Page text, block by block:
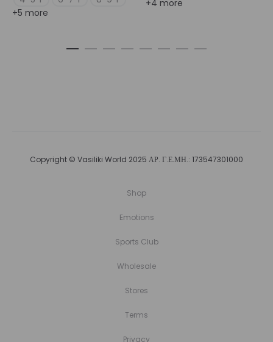
+5 more
+4 more
Copyright © Vasiliki World 2025 ΑΡ. Γ.Ε.ΜΗ.: 173547301000
Shop
Emotions
Sports Club
Wholesale
Stores
Terms
Privacy